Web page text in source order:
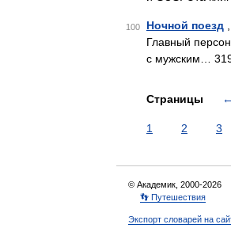
100 Ночной поезд
Главный
с мужским…
Страницы ←
1 2 3
© Академик, 2000-2026
👣 Путешествия
Экспорт словарей на